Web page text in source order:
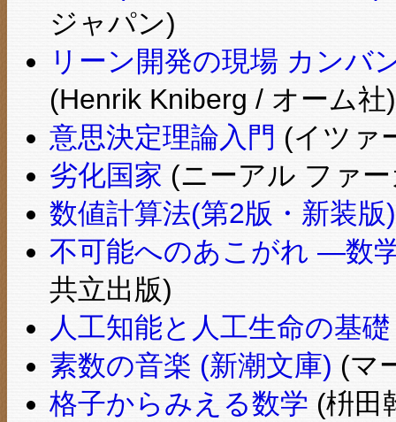
ジャパン)
リーン開発の現場 カンバ
(Henrik Kniberg / オーム社)
意思決定理論入門 (イツァ
劣化国家 (ニーアル ファ
数値計算法(第2版・新装版)
不可能へのあこがれ ―数
共立出版)
人工知能と人工生命の基礎
素数の音楽 (新潮文庫) (マ
格子からみえる数学 (枡田